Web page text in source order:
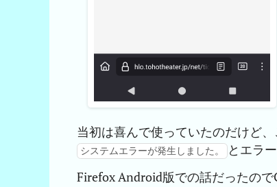
当初は喜んで使っていたのだけど
システムエラーが発生しました。
とエラ
Firefox Android版での話だったの